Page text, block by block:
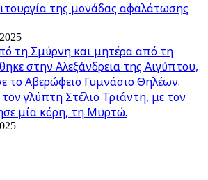
της μονάδας αφαλάτωσης
τη Σμύρνη και μητέρα από τη
στην Αλεξάνδρεια της Αιγύπτου,
το Αβερώφειο Γυμνάσιο Θηλέων.
γλύπτη Στέλιο Τριάντη, με τον
μία κόρη, τη Μυρτώ.